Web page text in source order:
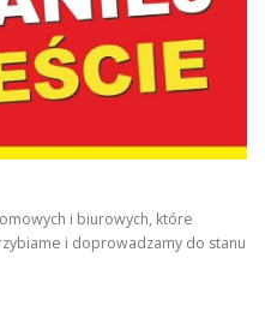
i biurowych, które
i doprowadzamy do stanu